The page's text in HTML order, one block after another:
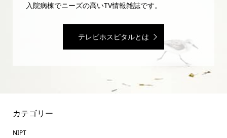
入院病棟でニーズの高いTV情報雑誌です。
テレビホスピタルとは
カテゴリー
NIPT